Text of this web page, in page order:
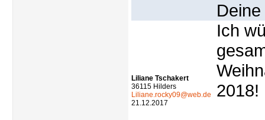
Liliane Tschakert
36115 Hilders
Liliane.rocky09@web.de
21.12.2017
Ich
2018!